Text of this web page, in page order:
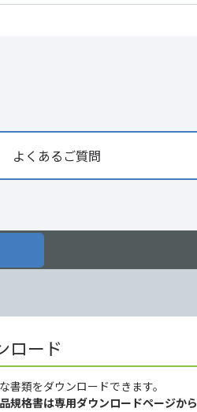
よくあるご質問
ロード
書類をダウンロードできます。
規格書は専用ダウンロードページから